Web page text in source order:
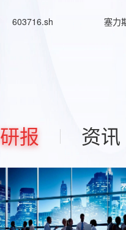
603716.sh 塞力
研报 资讯